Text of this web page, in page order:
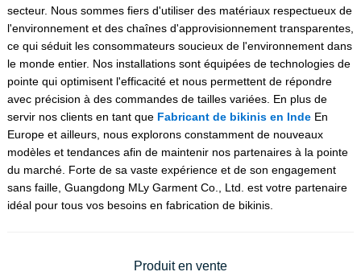
secteur. Nous sommes fiers d'utiliser des matériaux respectueux de
l'environnement et des chaînes d'approvisionnement transparentes,
ce qui séduit les consommateurs soucieux de l'environnement dans
le monde entier. Nos installations sont équipées de technologies de
pointe qui optimisent l'efficacité et nous permettent de répondre
avec précision à des commandes de tailles variées. En plus de
servir nos clients en tant que Fabricant de bikinis en IndeEn
Europe et ailleurs, nous explorons constamment de nouveaux
modèles et tendances afin de maintenir nos partenaires à la pointe
du marché. Forte de sa vaste expérience et de son engagement
sans faille, Guangdong MLy Garment Co., Ltd. est votre partenaire
idéal pour tous vos besoins en fabrication de bikinis.
Produit en vente